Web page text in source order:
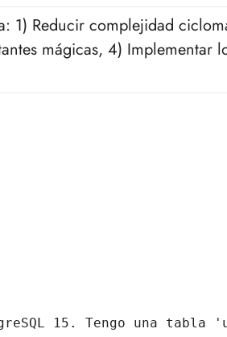
1) Reducir complejidad
mágicas, 4) Implementar
15. Tengo una